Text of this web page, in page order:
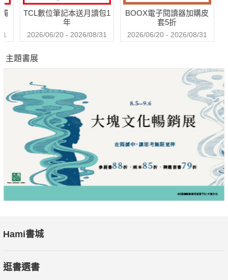
TCL數位筆記本送月讀包1
年
2026/06/20 - 2026/08/31
BOOX電子閱讀器加購皮
套5折
2026/06/20 - 2026/08/31
主題書展
Hami書城
逛書選書